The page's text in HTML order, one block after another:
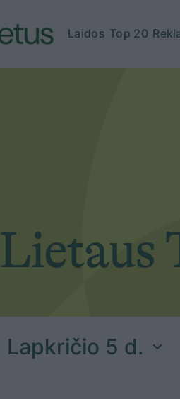
Laidos Top 20
Lietaus
Lapkričio 5 d.